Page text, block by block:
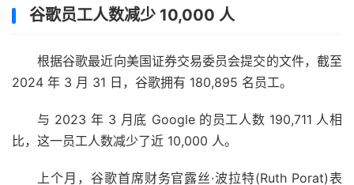
谷歌员工人数减少 10,000 人
根据谷歌最近向美国证券交易委员会提交的文件，截至
2024 年 3 月 31 日，谷歌拥有 180,895 名员工。
与 2023 年 3 月底 Google 的员工人数 190,711 人相
比，这一员工人数减少了近 10,000 人。
上个月，谷歌首席财务官露丝·波拉特(Ruth Porat)表